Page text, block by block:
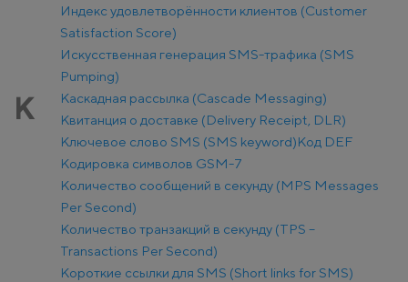
Индекс удовлетворённости клиентов (Customer
Satisfaction Score)
Искусственная генерация SMS-трафика (SMS
Pumping)
К
Каскадная рассылка (Cascade Messaging)
Квитанция о доставке (Delivery Receipt, DLR)
Ключевое слово SMS (SMS keyword)Код DEF
Кодировка символов GSM-7
Количество сообщений в секунду (MPS Messages
Per Second)
Количество транзакций в секунду (TPS –
Transactions Per Second)
Короткие ссылки для SMS (Short links for SMS)